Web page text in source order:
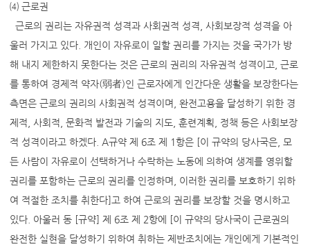
⑷ 근로권
근로의 권리는 자유권적 성격과 사회권적 성격, 사회보장적 성격을 아
울러 가지고 있다. 개인이 자유로이 일할 권리를 가지는 것을 국가가 방
해 내지 제한하지 못한다는 것은 근로의 권리의 자유권적 성격이고, 근로
를 통하여 경제적 약자(弱者)인 근로자에게 인간다운 생활을 보장한다는
측면은 근로의 권리의 사회권적 성격이며, 완전고용을 달성하기 위한 경
제적, 사회적, 문화적 발전과 기술의 지도, 훈련계획, 정책 등은 사회보장
적 성격이라고 하겠다. A규약 제 6조 제 1항은 [이 규약의 당사국은, 모
든 사람이 자유로이 선택하거나 수락하는 노동에 의하여 생계를 영위할
권리를 포함하는 근로의 권리를 인정하며, 이러한 권리를 보호하기 위하
여 적절한 조치를 취한다]고 하여 근로의 권리를 보장할 것을 명시하고
있다. 아울러 동 [규약] 제 6조 제 2항에 [이 규약의 당사국이 근로권의
완전한 실현을 달성하기 위하여 취하는 제반조치에는 개인에게 기본적인